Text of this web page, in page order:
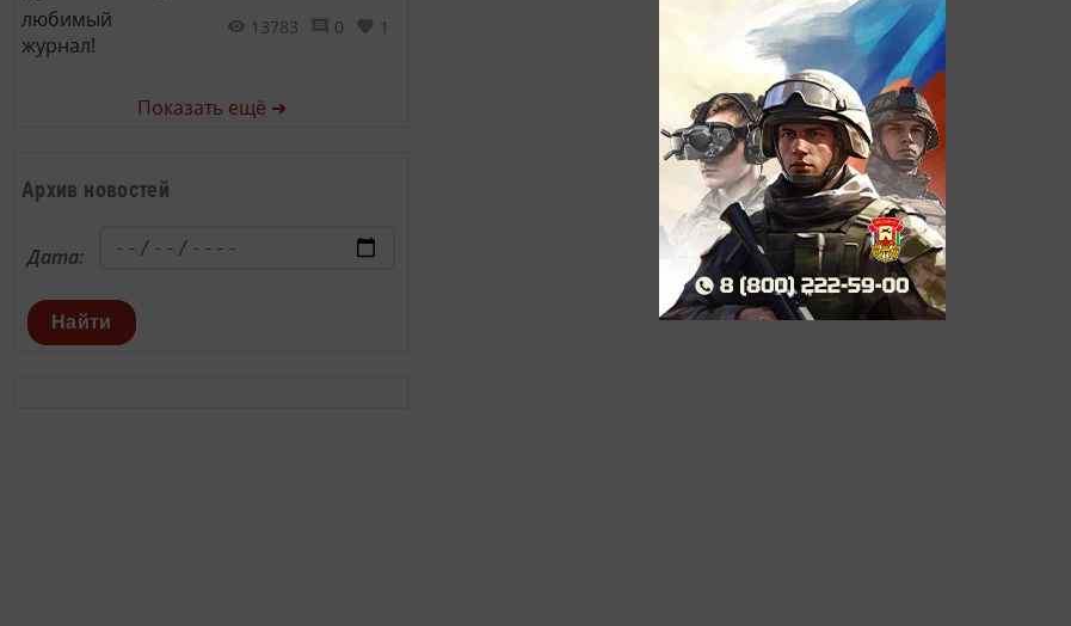
13783
0 1
Показать ещё ➜
Архив новостей
Дата:
Найти